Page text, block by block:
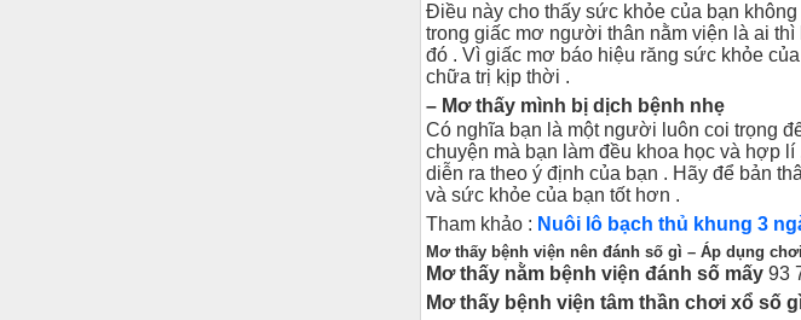
Điều này cho thấy sức khỏe của bạn
trong giấc mơ người thân nằm viện là ai
đó . Vì giấc mơ báo hiệu răng sức khỏe
chữa trị kịp thời .
– Mơ thấy mình bị dịch bệnh nhẹ
Có nghĩa bạn là một người luôn coi trọng
chuyện mà bạn làm đều khoa học và hợp
diễn ra theo ý định của bạn . Hãy để bản
và sức khỏe của bạn tốt hơn .
Tham khảo : Nuôi lô bạch thủ khung 3
Mơ thấy bệnh viện nên đánh số gì – Áp dụng
Mơ thấy nằm bệnh viện đánh số mấy 93
Mơ thấy bệnh viện tâm thần chơi xổ số